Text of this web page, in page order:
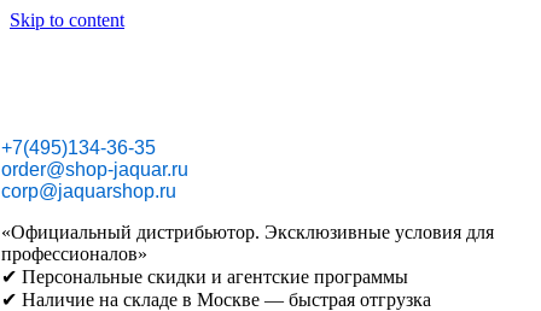
Skip to content
+7(495)134-36-35
order@shop-jaquar.ru
corp@jaquarshop.ru
«Официальный дистрибьютор. Эксклюзивные условия для
профессионалов»
✔ Персональные скидки и агентские программы
✔ Наличие на складе в Москве — быстрая отгрузка